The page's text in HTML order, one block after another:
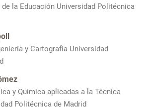
la Educación Universidad Politécnica
y Cartografía Universidad
y Química aplicadas a la Técnica
Politécnica de Madrid